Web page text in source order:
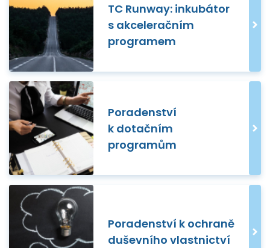
TC Runway: inkubátor
s akceleračním
programem
Poradenství
k dotačním
programům
Poradenství k ochraně
duševního vlastnictví